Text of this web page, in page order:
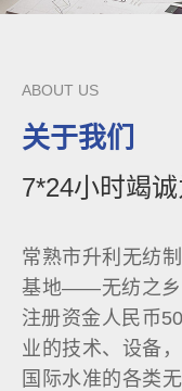
ABOUT US
关于我们
7*24小时竭
常熟市升利无纺
基地——无纺之乡
注册资金人民币
业的技术、设备
国际水准的各类